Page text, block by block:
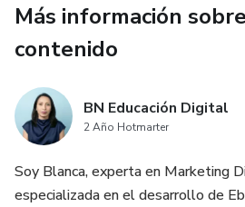
demostrarle tu amor de la manera
👉 Adquiere este recetario exclusivo
Aprovecha esta oportunidad única y
premios caseros que tu perro
agradecerá. 🐾✨
Más información
contenido
BN Educación Digital
2 Año Hotmarter
Soy Blanca, experta en Marketing
especializada en el desarrollo de